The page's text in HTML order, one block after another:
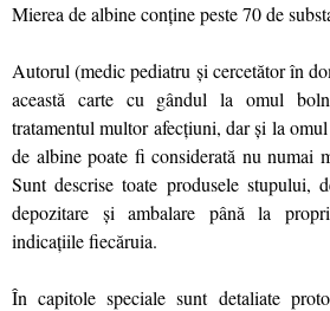
Mierea de albine conţine peste 70 de
Autorul (medic pediatru şi cercetător în
această carte cu gândul la omul
tratamentul multor afecţiuni, dar şi la omul
de albine poate fi considerată nu numai
Sunt descrise toate produsele stupului,
depozitare şi ambalare până la
indicaţiile fiecăruia.
În capitole speciale sunt detaliate